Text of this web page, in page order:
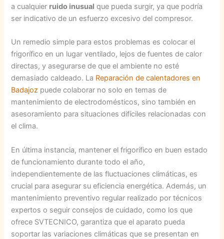
a cualquier ruido inusual que pueda surgir, ya que podría
ser indicativo de un esfuerzo excesivo del compresor.
Un remedio simple para estos problemas es colocar el
frigorífico en un lugar ventilado, lejos de fuentes de calor
directas, y asegurarse de que el ambiente no esté
demasiado caldeado. La Reparación de calentadores en
Badajoz puede colaborar no solo en temas de
mantenimiento de electrodomésticos, sino también en
asesoramiento para situaciones difíciles relacionadas con
el clima.
En última instancia, mantener el frigorífico en buen estado
de funcionamiento durante todo el año,
independientemente de las fluctuaciones climáticas, es
crucial para asegurar su eficiencia energética. Además, un
mantenimiento preventivo regular realizado por técnicos
expertos o seguir consejos de cuidado, como los que
ofrece SVTECNICO, garantiza que el aparato pueda
soportar las variaciones climáticas que se presentan en